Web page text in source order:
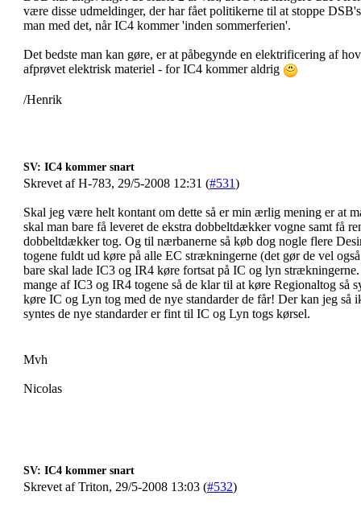
være disse udmeldinger, der har fået politikerne til at stoppe
man med det, når IC4 kommer 'inden sommerferien'.
Det bedste man kan gøre, er at påbegynde en elektrificering af
afprøvet elektrisk materiel - for IC4 kommer aldrig
/Henrik
SV: IC4 kommer snart
Skrevet af H-783, 29/5-2008 12:31 (#531)
Skal jeg være helt kontant om dette så er min ærlig mening er at
skal man bare få leveret de ekstra dobbeltdækker vogne samt få
dobbeltdækker tog. Og til nærbanerne så køb dog nogle flere
togene fuldt ud køre på alle EC strækningerne (det gør de vel
bare skal lade IC3 og IR4 køre fortsat på IC og lyn
mange af IC3 og IR4 togene så de klar til at køre Regionaltog så
køre IC og Lyn tog med de nye standarder de får! Der kan jeg så
syntes de nye standarder er fint til IC og Lyn togs kørsel.
Mvh
Nicolas
SV: IC4 kommer snart
Skrevet af Triton, 29/5-2008 13:03 (#532)